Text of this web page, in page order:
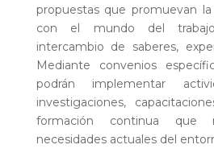
propuestas que promuevan
con el mundo del
intercambio de saberes,
Mediante convenios
podrán implementar
investigaciones,
formación continua que
necesidades actuales del